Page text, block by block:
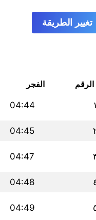
تغيير الطريقة
الرقم الفجر
١ 04:44
04:45
04:47
04:48
04:49